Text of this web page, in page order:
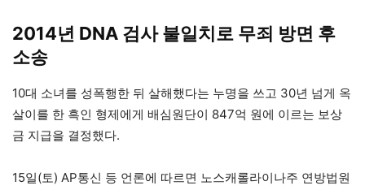
2014년 DNA 검사 불일치로 무죄 방면 후
소송
10대 소녀를 성폭행한 뒤 살해했다는 누명을 쓰고 30년 넘게 옥
살이를 한 흑인 형제에게 배심원단이 847억 원에 이르는 보상
금 지급을 결정했다.
15일(토) AP통신 등 언론에 따르면 노스캐롤라이나주 연방법원